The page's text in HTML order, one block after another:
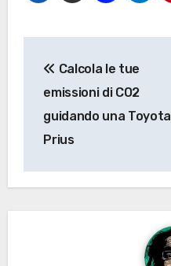
articoli
Calcola le tue
emissioni di CO2
guidando una Toyota
Prius